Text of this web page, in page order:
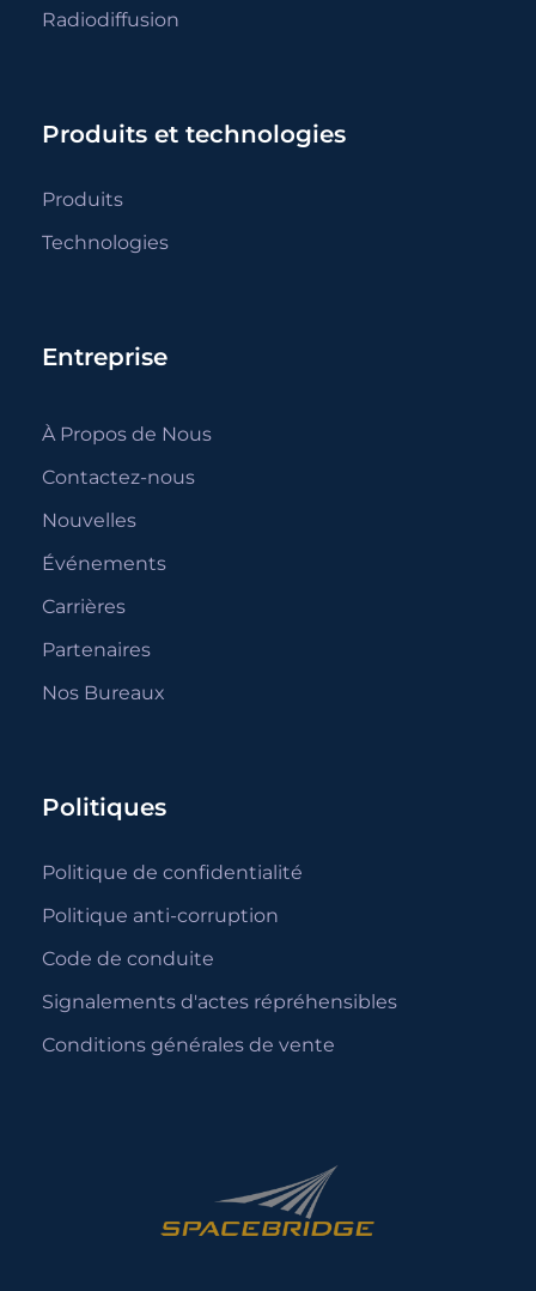
Radiodiffusion
Produits et technologies
Produits
Technologies
Entreprise
À Propos de Nous
Contactez-nous
Nouvelles
Événements
Carrières
Partenaires
Nos Bureaux
Politiques
Politique de confidentialité
Politique anti-corruption
Code de conduite
Signalements d'actes répréhensibles
Conditions générales de vente